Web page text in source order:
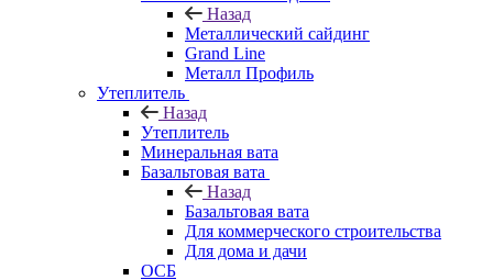
Назад
Металлический сайдинг
Grand Line
Металл Профиль
Утеплитель
Назад
Утеплитель
Минеральная вата
Базальтовая вата
Назад
Базальтовая вата
Для коммерческого строительства
Для дома и дачи
ОСБ